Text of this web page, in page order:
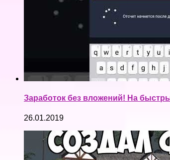
Заработок без вложений! На
26.01.2019